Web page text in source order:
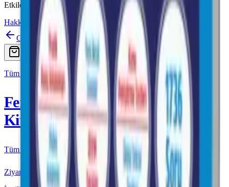
Etkileşimli içerik · Video destekli anlatım · MEB uyumlu
Hakkımızda İletişim
Geri
Ara
Online Satış
Tüm Yayınlar
Fenomen
Kitap
Tüm Kurmay yayınları için resmi satış
Ziyaret Et